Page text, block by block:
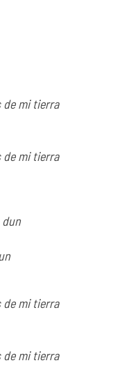
de mi tierra
de mi tierra
dun
de mi tierra
de mi tierra